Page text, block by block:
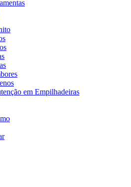
em Empilhadeiras